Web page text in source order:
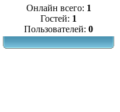
Онлайн всего: 1
Гостей: 1
Пользователей: 0